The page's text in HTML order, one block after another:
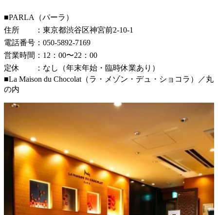
■PARLA（パーラ）
住所 ：東京都渋谷区神宮前2-10-1
電話番号：050-5892-7169
営業時間：12：00〜22：00
定休 ：なし（年末年始・臨時休業あり）
■La Maison du Chocolat（ラ・メゾン・デュ・ショコラ）／丸
の内